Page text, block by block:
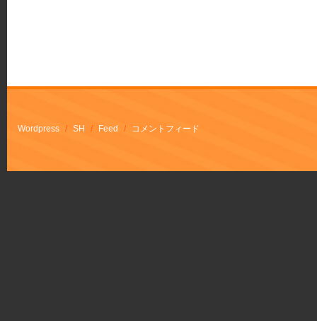
Wordpress / SH / Feed / コメントフィード